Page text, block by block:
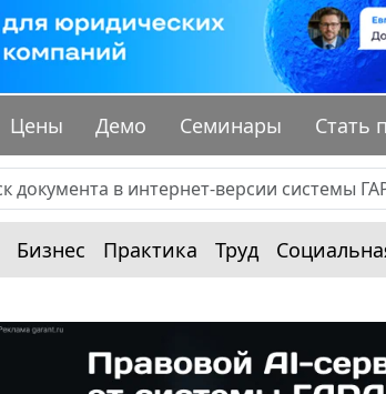
Цены Демо Семинары Стать
Бизнес Практика Труд